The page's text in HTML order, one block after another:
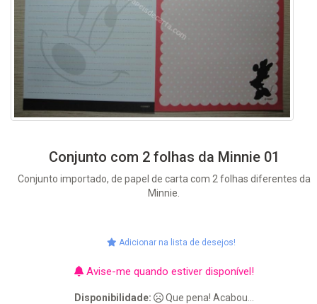
Conjunto com 2 folhas da Minnie 01
Conjunto importado, de papel de carta com 2 folhas diferentes da
Minnie.
Adicionar na lista de desejos!
Avise-me quando estiver disponível!
Disponibilidade:
Que pena! Acabou...